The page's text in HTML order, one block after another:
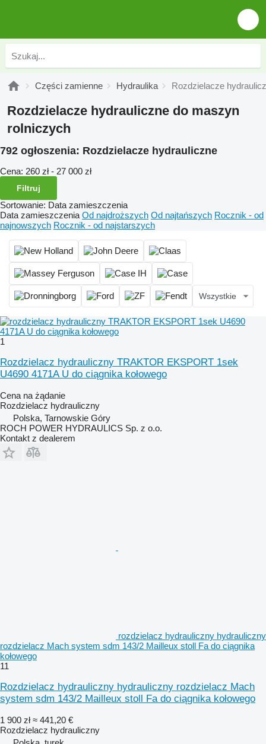
Części zamienne Hydraulika Rozdzielacze
Rozdzielacze hydrauliczne do maszyn
rolniczych
792 ogłoszenia: Rozdzielacze hydrauliczne
Cena: 260 zł - 27 000 zł
Filtruj
Sortowanie: Data zamieszczenia
Data zamieszczenia Od najdroższych Od najtańszych Rocznik - od
najnowszych Rocznik - od najstarszych
Wszystkie
1
Rozdzielacz hydrauliczny TRAKTOR EKSPORT 1sek
U4690 4171A U do ciągnika kołowego
Cena na żądanie
Rozdzielacz hydrauliczny
Polska, Tarnowskie Góry
ROCH POWER HYDRAULICS Sp. z o.o.
Kontakt z dealerem
rozdzielacz hydrauliczny hydrauliczny
rozdzielacz Mach system sdm 143/2 Mailleux stoll Fa do ciągnika
kołowego
11
Rozdzielacz hydrauliczny hydrauliczny rozdzielacz Mach
system sdm 143/2 Mailleux stoll Fa do ciągnika kołowego
1 900 zł ≈ 441,20 €
Rozdzielacz hydrauliczny